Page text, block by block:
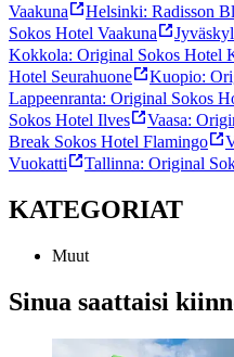
Vaakuna
Helsinki: Radisson
Sokos Hotel Vaakuna
Kokkola: Original Sokos Hotel
Hotel Seurahuone
Kuopio:
Lappeenranta: Original Sokos
Sokos Hotel Ilves
Vaasa:
Break Sokos Hotel Flamingo
Vuokatti
Tallinna: Original
KATEGORIAT
Muut
Sinua saattaisi